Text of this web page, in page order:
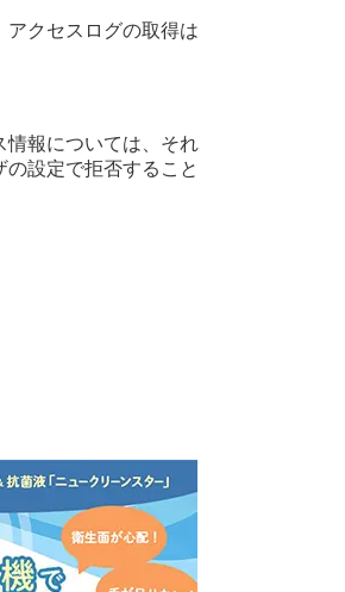
クセスログの取得は
情報については、それ
設定で拒否すること